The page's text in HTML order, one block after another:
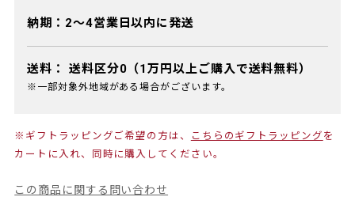
納期：2～4営業日以内に発送
送料： 送料区分0（1万円以上ご購入で送料無料）
※一部対象外地域がある場合がございます。
※ギフトラッピングご希望の方は、 こちらのギフトラッピング を
カートに入れ、同時に購入してください。
この商品に関する問い合わせ